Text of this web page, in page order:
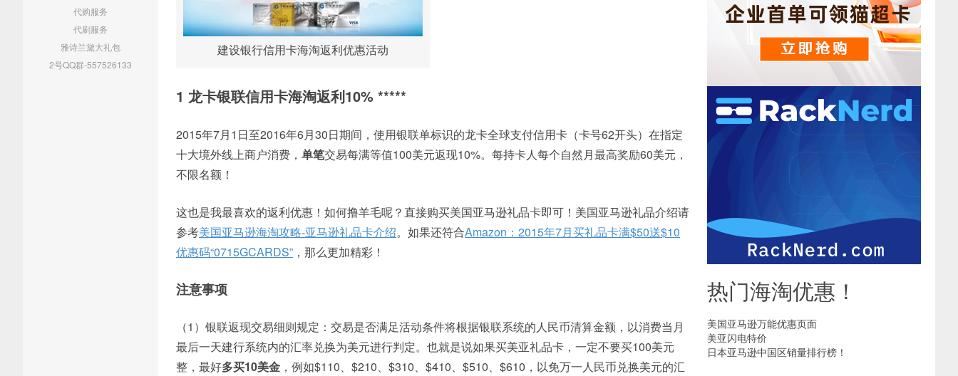
代购服务
代刷服务
雅诗兰黛大礼包
2号QQ群-557526133
建设银行信用卡海淘返利优惠活动
1 龙卡银联信用卡海淘返利10% *****
2015年7月1日至2016年6月30日期间，使用银联单标识的龙卡全球支付信用卡（卡号62开头）在指定
十大境外线上商户消费， 单笔交易每满等值100美元返现10%。每持卡人每个自然月最高奖励60美元，
不限名额！
这也是我最喜欢的返利优惠！如何撸羊毛呢？直接购买美国亚马逊礼品卡即可！美国亚马逊礼品介绍请
参考美国亚马逊海淘攻略-亚马逊礼品卡介绍。如果还符合Amazon：2015年7月买礼品卡满$50送$10
优惠码“0715GCARDS” ，那么更加精彩！
注意事项
（1）银联返现交易细则规定：交易是否满足活动条件将根据银联系统的人民币清算金额，以消费当月
最后一天建行系统内的汇率兑换为美元进行判定。也就是说如果买美亚礼品卡，一定不要买100美元
整，最好多买10美金 ，例如$110、$210、$310、$410、$510、$610，以免万一人民币兑换美元的汇
热门海淘优惠！
美国亚马逊万能优惠页面
美亚闪电特价
日本亚马逊中国区销量排行榜！